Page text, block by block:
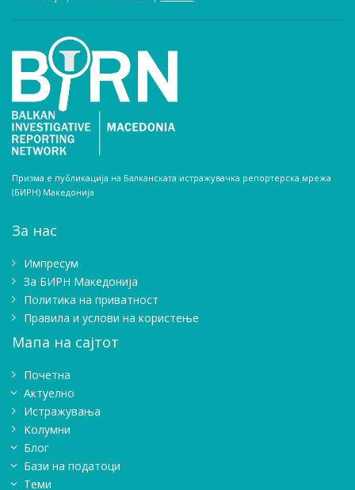
Призма е публикација на Балканската истражувачка репортерска мрежа
(БИРН) Македонија
За нас
Импресум
Зa БИРН Македонија
Политика на приватност
Правила и услови на користење
Мапа на сајтот
Почетна
Актуелно
Истражувањa
Колумни
Блог
Бази на податоци
Теми